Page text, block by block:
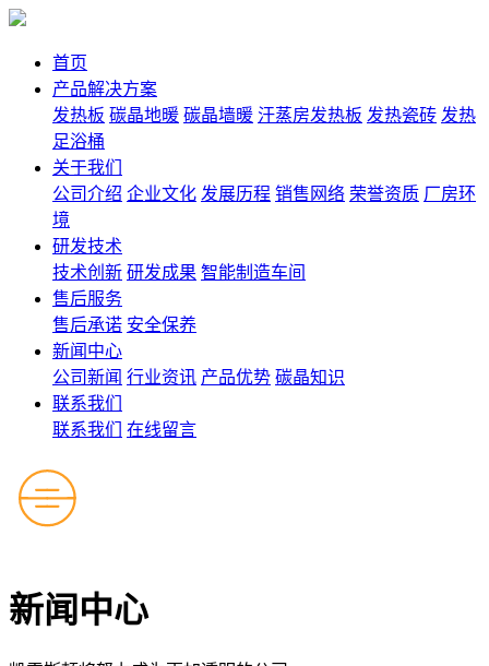
首页
产品解决方案
发热板 碳晶地暖 碳晶墙暖 汗蒸房发热板 发热瓷砖 发热
足浴桶
关于我们
公司介绍 企业文化 发展历程 销售网络 荣誉资质 厂房环
境
研发技术
技术创新 研发成果 智能制造车间
售后服务
售后承诺 安全保养
新闻中心
公司新闻 行业资讯 产品优势 碳晶知识
联系我们
联系我们
在线留言
新闻中心